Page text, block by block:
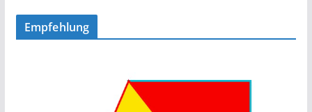
Empfehlung